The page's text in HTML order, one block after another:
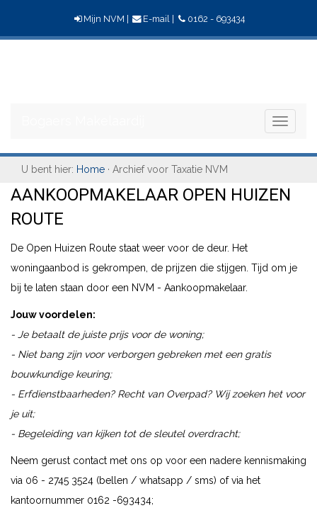
Mijn NVM E-mail| 0162 - 693434
Toggle
U bent hier: Home · Archief voor Taxatie NVM
AANKOOPMAKELAAR OPEN HUIZEN
ROUTE
De Open Huizen Route staat weer voor de deur. Het
woningaanbod is gekrompen, de prijzen die stijgen. Tijd om je
bij te laten staan door een NVM - Aankoopmakelaar.
Jouw voordelen:
- Je betaalt de juiste prijs voor de woning;
- Niet bang zijn voor verborgen gebreken met een gratis
bouwkundige keuring;
- Erfdienstbaarheden? Recht van Overpad? Wij zoeken het voor
je uit;
- Begeleiding van kijken tot de sleutel overdracht;
Neem gerust contact met ons op voor een nadere kennismaking
via 06 - 2745 3524 (bellen / whatsapp / sms) of via het
kantoornummer 0162 -693434;